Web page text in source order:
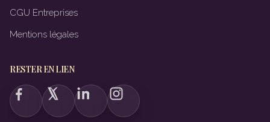
CGU Entreprises
Mentions légales
RESTER EN LIEN